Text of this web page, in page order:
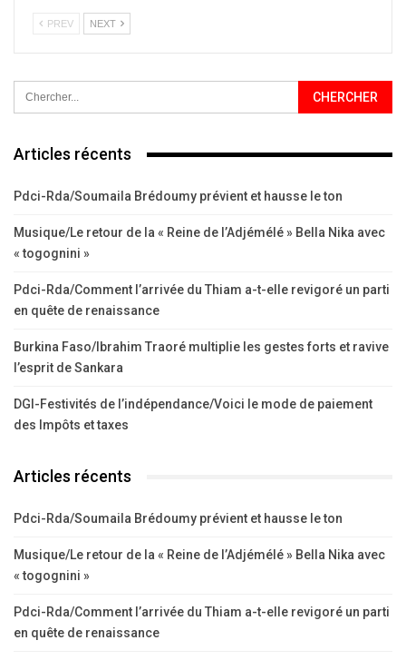
PREV NEXT
Articles récents
Pdci-Rda/Soumaila Brédoumy prévient et hausse le ton
Musique/Le retour de la « Reine de l’Adjémélé » Bella Nika avec
« togognini »
Pdci-Rda/Comment l’arrivée du Thiam a-t-elle revigoré un parti
en quête de renaissance
Burkina Faso/Ibrahim Traoré multiplie les gestes forts et ravive
l’esprit de Sankara
DGI-Festivités de l’indépendance/Voici le mode de paiement
des Impôts et taxes
Articles récents
Pdci-Rda/Soumaila Brédoumy prévient et hausse le ton
Musique/Le retour de la « Reine de l’Adjémélé » Bella Nika avec
« togognini »
Pdci-Rda/Comment l’arrivée du Thiam a-t-elle revigoré un parti
en quête de renaissance